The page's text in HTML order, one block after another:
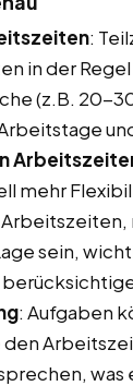
:
in der
(z.B. 20-
mehr
sein,
: Aufgaben
den
was